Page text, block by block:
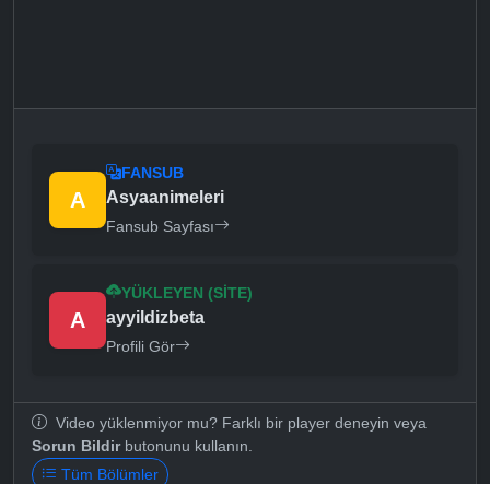
A
FANSUB
Asyaanimeleri
Fansub Sayfası
A
YÜKLEYEN (SITE)
ayyildizbeta
Profili Gör
Video yüklenmiyor mu? Farklı bir player deneyin veya
Sorun Bildirbutonunu kullanın.
Tüm Bölümler